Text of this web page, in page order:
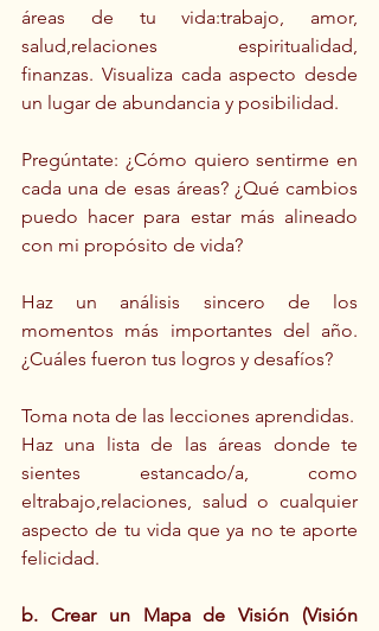
áreas de tu vida:trabajo, amor,
salud,relaciones espiritualidad,
finanzas. Visualiza cada aspecto desde
un lugar de abundancia y posibilidad.
Pregúntate: ¿Cómo quiero sentirme en
cada una de esas áreas? ¿Qué cambios
puedo hacer para estar más alineado
con mi propósito de vida?
Haz un análisis sincero de los
momentos más importantes del año.
¿Cuáles fueron tus logros y desafíos?
Toma nota de las lecciones aprendidas.
Haz una lista de las áreas donde te
sientes estancado/a, como
eltrabajo,relaciones, salud o cualquier
aspecto de tu vida que ya no te aporte
felicidad.
b. Crear un Mapa de Visión (Visión